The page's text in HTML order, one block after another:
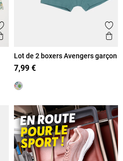
aux favoris
Aperçu rapide
Lot de 2 boxers Avengers garçon
7,99 €